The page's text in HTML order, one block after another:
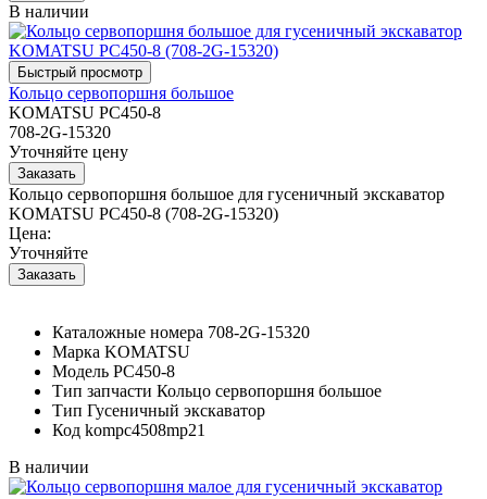
В наличии
Кольцо сервопоршня большое
KOMATSU PC450-8
708-2G-15320
Уточняйте цену
Кольцо сервопоршня большое для гусеничный экскаватор
KOMATSU PC450-8 (708-2G-15320)
Цена:
Уточняйте
Каталожные номера 708-2G-15320
Марка KOMATSU
Модель PC450-8
Тип запчасти Кольцо сервопоршня большое
Тип Гусеничный экскаватор
Код kompc4508mp21
В наличии